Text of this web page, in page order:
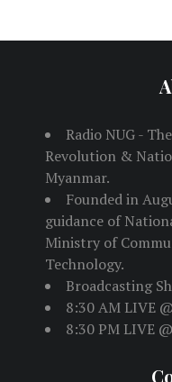
Radio NUG -
Revolution &
Myanmar.
Founded in
guidance of
Ministry of
Technology.
Broadcasting
8:30 AM LIVE
8:30 PM LIVE